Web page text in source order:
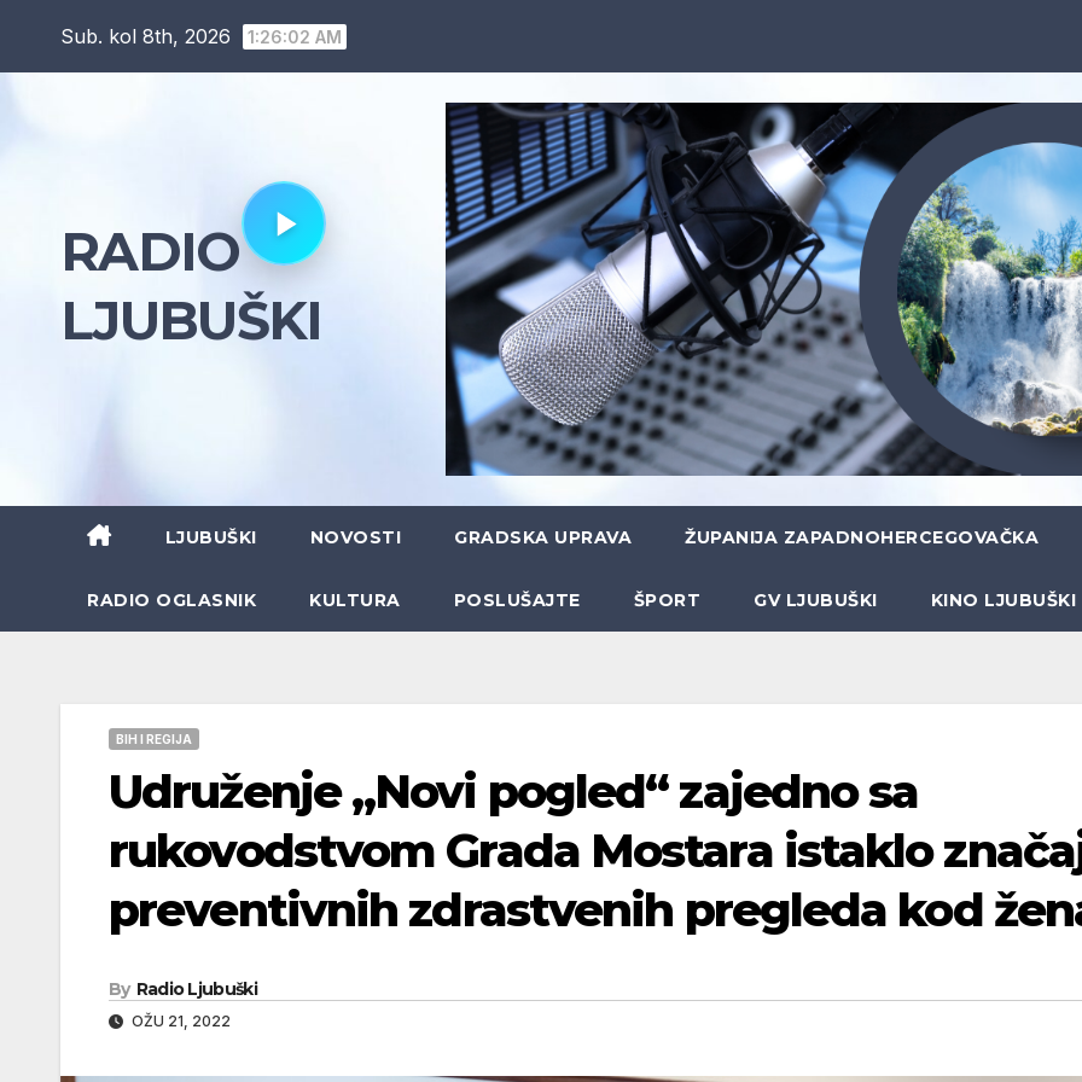
Sub. kol 8th, 2026 1:26:03 AM
RADIO
LJUBUŠKI
LJUBUŠKI NOVOSTI GRADSKA UPRAVA ŽUPANIJA ZAPADNOHERCEGOVAČKA
RADIO OGLASNIK KULTURA POSLUŠAJTE ŠPORT GV LJUBUŠKI KINO LJUBUŠKI
BIH I REGIJA
Udruženje „Novi pogled“ zajedno sa
rukovodstvom Grada Mostara istaklo
preventivnih zdrastvenih pregleda kod
By Radio Ljubuški
OŽU 21, 2022